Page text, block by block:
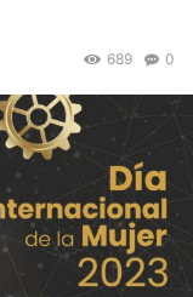
0
689